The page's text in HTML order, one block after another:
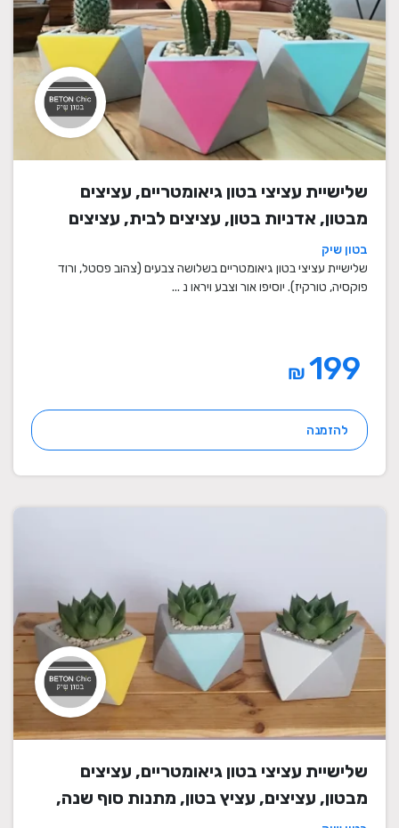
שלישיית עציצי בטון גיאומטריים, עציצים
מבטון, אדניות בטון, עציצים לבית, עציצים
מיוחדים, עציצים מעוצבים, עציצי מתנה,
מתנות לחגים
בטון שיק
שלישיית עציצי בטון גיאומטריים בשלושה צבעים (צהוב פסטל, ורוד
פוקסיה, טורקיז). יוסיפו אור וצבע ויראו נ ...
₪
להזמנה
שלישיית עציצי בטון גיאומטריים, עציצים
מבטון, עציצים, עציץ בטון, מתנות סוף שנה,